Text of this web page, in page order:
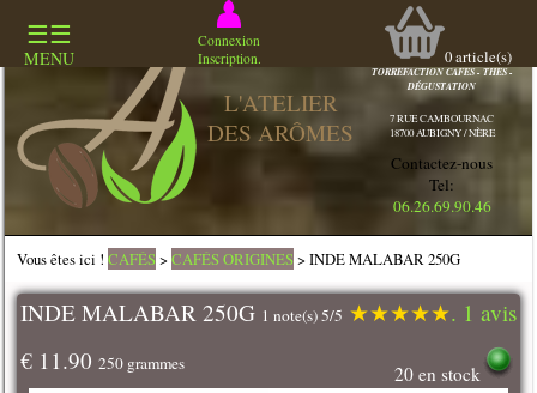
☰☰
MENU
Connexion
Inscription.
0article(s)
L'ATELIER
DES ARÔMES
COMMERCE
SPECIALISÉ
TORREFACTION CAFES - THES -
DÉGUSTATION
7 RUE CAMBOURNAC
18700 AUBIGNY / NÈRE
Contactez-nous
Tel:
06.26.69.90.46
Vous êtes ici !CAFÉS>CAFÉS ORIGINES> INDE MALABAR 250G
INDE MALABAR 250G 1 note(s) 5/5 ★★★★★. 1 avis
€ 11.90250 grammes 20 en stock